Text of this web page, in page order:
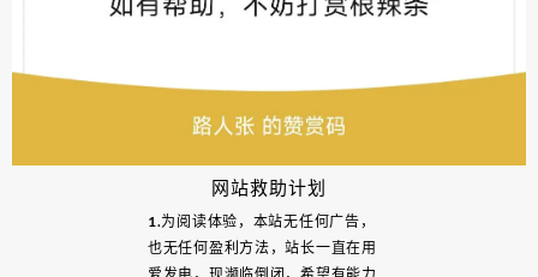
网站救助计划
1.为阅读体验，本站无任何广告，
也无任何盈利方法，站长一直在用